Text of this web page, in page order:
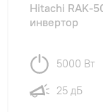
Hitachi RAK-
инвертор
5000 Вт
25 дБ